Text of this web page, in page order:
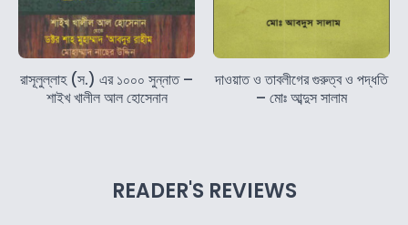
রাসূলুল্লাহ (স.) এর ১০০০ সুন্নাত –
শাইখ খালীল আল হোসেনান
দাওয়াত ও তাবলীগের গুরুত্ব ও পদ্ধতি
– মোঃ আব্দুস সালাম
READER'S REVIEWS